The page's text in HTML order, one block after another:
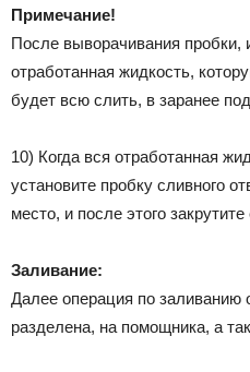
Примечание!
После выворачивания пробки,
отработанная жидкость,
будет всю слить, в заранее
10) Когда вся отработанная
установите пробку сливного
место, и после этого
Заливание:
Далее операция по
разделена, на помощника, а